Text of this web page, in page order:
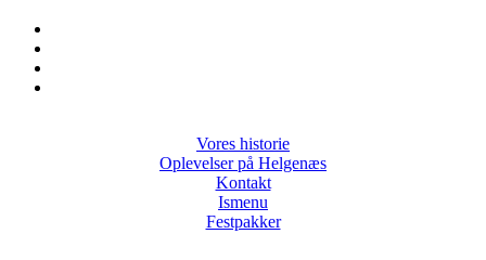
Vores historie
Oplevelser på Helgenæs
Kontakt
Ismenu
Festpakker